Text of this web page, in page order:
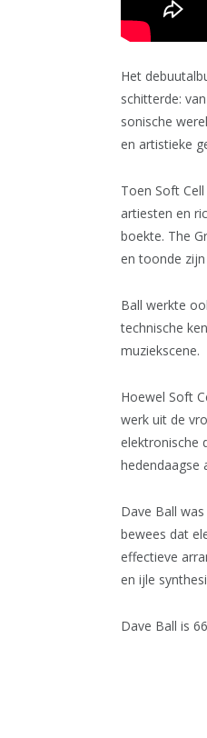
Het
schitterde:
sonische
en artistieke
Toen Soft
artiesten en
boekte. The
en toonde
Ball werkte
technische
muziekscene.
Hoewel Soft
werk uit de
elektronische
hedendaagse
Dave Ball
bewees dat
effectieve
en ijle
Dave Ball is